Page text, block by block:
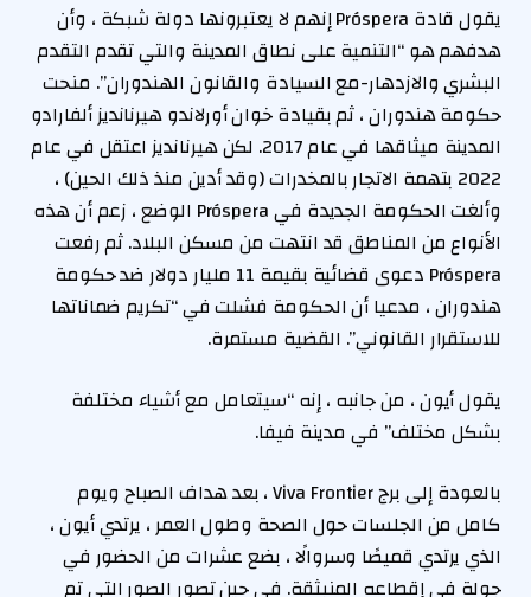
يقول قادة Próspera إنهم لا يعتبرونها دولة شبكة ، وأن
هدفهم هو “التنمية على نطاق المدينة والتي تقدم التقدم
البشري والازدهار-مع السيادة والقانون الهندوران”. منحت
حكومة هندوران ، ثم بقيادة خوان أورلاندو هيرنانديز ألفارادو
المدينة ميثاقها في عام 2017. لكن هيرنانديز اعتقل في عام
2022 بتهمة الاتجار بالمخدرات (وقد أدين منذ ذلك الحين) ،
وألغت الحكومة الجديدة في Próspera الوضع ، زعم أن هذه
الأنواع من المناطق قد انتهت من مسكن البلاد. ثم رفعت
Próspera دعوى قضائية بقيمة 11 مليار دولار ضد حكومة
هندوران ، مدعيا أن الحكومة فشلت في “تكريم ضماناتها
للاستقرار القانوني”. القضية مستمرة.
يقول أيون ، من جانبه ، إنه “سيتعامل مع أشياء مختلفة
بشكل مختلف” في مدينة فيفا.
بالعودة إلى برج Viva Frontier ، بعد هداف الصباح ويوم
كامل من الجلسات حول الصحة وطول العمر ، يرتدي أيون ،
الذي يرتدي قميصًا وسروالًا ، بضع عشرات من الحضور في
جولة في إقطاعه المنبثقة. في حين تصور الصور التي تم